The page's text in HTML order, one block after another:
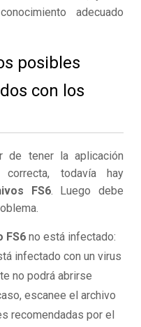
adecuado
posibles
con los
de tener la aplicación
todavía hay
FS6. Luego debe
FS6 no está infectado:
infectado con un virus
no podrá abrirse
escanee el archivo
recomendadas por el